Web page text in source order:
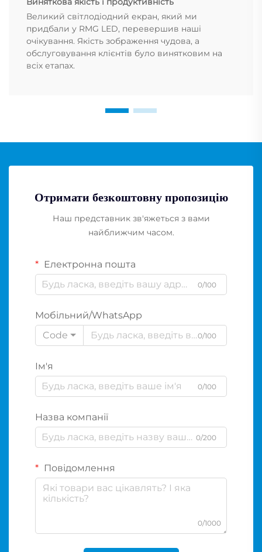
Великий світлодіодний екран, який ми
придбали у RMG LED, перевершив наші
очікування. Якість зображення чудова, а
обслуговування клієнтів було винятковим на
всіх етапах.
Отримати безкоштовну пропозицію
Наш представник зв'яжеться з вами
найближчим часом.
Електронна пошта
0/100
Мобільний/WhatsApp
Code
0/100
Ім'я
0/100
Назва компанії
0/200
Повідомлення
0/1000